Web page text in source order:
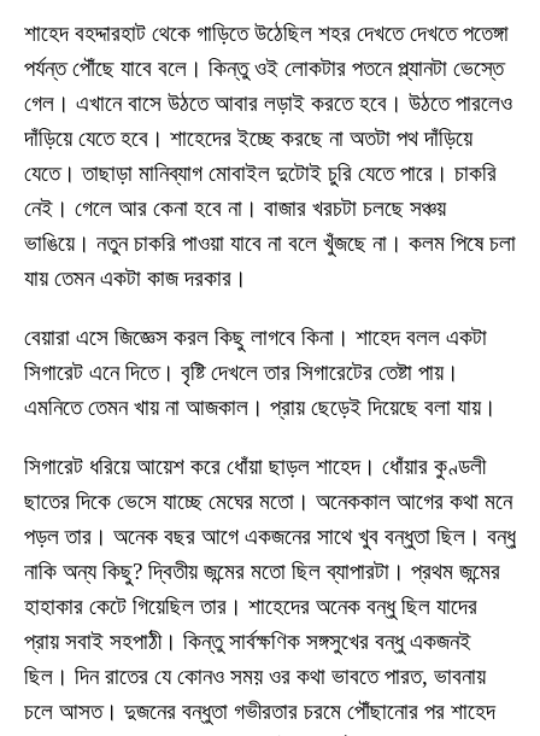
শাহেদ বহদ্দারহাট থেকে গাড়িতে উঠেছিল শহর দেখতে দেখতে পতেঙ্গা
পর্যন্ত পৌঁছে যাবে বলে। কিন্তু ওই লোকটার পতনে প্ল্যানটা ভেস্তে
গেল। এখানে বাসে উঠতে আবার লড়াই করতে হবে। উঠতে পারলেও
দাঁড়িয়ে যেতে হবে। শাহেদের ইচ্ছে করছে না অতটা পথ দাঁড়িয়ে
যেতে। তাছাড়া মানিব্যাগ মোবাইল দুটোই চুরি যেতে পারে। চাকরি
নেই। গেলে আর কেনা হবে না। বাজার খরচটা চলছে সঞ্চয়
ভাঙিয়ে। নতুন চাকরি পাওয়া যাবে না বলে খুঁজছে না। কলম পিষে চলা
যায় তেমন একটা কাজ দরকার।
বেয়ারা এসে জিজ্ঞেস করল কিছু লাগবে কিনা। শাহেদ বলল একটা
সিগারেট এনে দিতে। বৃষ্টি দেখলে তার সিগারেটের তেষ্টা পায়।
এমনিতে তেমন খায় না আজকাল। প্রায় ছেড়েই দিয়েছে বলা যায়।
সিগারেট ধরিয়ে আয়েশ করে ধোঁয়া ছাড়ল শাহেদ। ধোঁয়ার কুণ্ডলী
ছাতের দিকে ভেসে যাচ্ছে মেঘের মতো। অনেককাল আগের কথা মনে
পড়ল তার। অনেক বছর আগে একজনের সাথে খুব বন্ধুতা ছিল। বন্ধু
নাকি অন্য কিছু? দ্বিতীয় জন্মের মতো ছিল ব্যাপারটা। প্রথম জন্মের
হাহাকার কেটে গিয়েছিল তার। শাহেদের অনেক বন্ধু ছিল যাদের
প্রায় সবাই সহপাঠী। কিন্তু সার্বক্ষণিক সঙ্গসুখের বন্ধু একজনই
ছিল। দিন রাতের যে কোনও সময় ওর কথা ভাবতে পারত, ভাবনায়
চলে আসত। দুজনের বন্ধুতা গভীরতার চরমে পৌঁছানোর পর শাহেদ